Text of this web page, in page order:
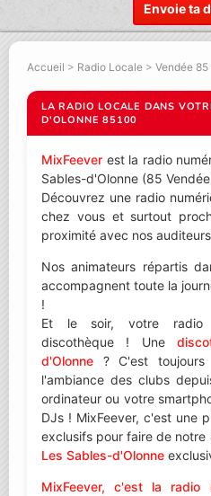
Envoie ta
Accueil > Radio Locale > Vendée 85
LA RADIO LOCALE DANS
D'OLONNE 85100
MixFeever est la radio
Sables-d'Olonne (85
Découvrez une radio
chez vous et surtout
proximité avec nos
Nos animateurs répartis
accompagnent toute la
!
Et le soir, votre radio
discothèque ! Une
d'Olonne ? C'est toujours
l'ambiance des clubs
ordinateur ou votre
DJs ! MixFeever, c'est une
exclusifs pour faire de notre
Les Sables-d'Olonne
MixFeever, c'est la radio